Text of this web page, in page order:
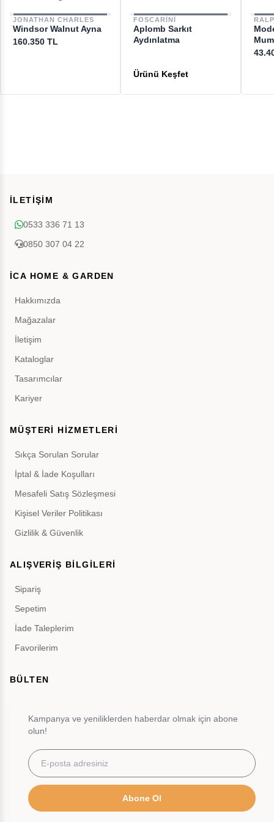
JONATHAN CHARLES
Windsor Walnut Ayna
160.350 TL
FOSCARINI
Aplomb Sarkıt
Aydınlatma
İLETİŞİM
0533 336 71 13
0850 307 04 22
İCA HOME & GARDEN
Hakkımızda
Mağazalar
İletişim
Kataloglar
Tasarımcılar
Kariyer
MÜŞTERİ HİZMETLERİ
Sıkça Sorulan Sorular
İptal & İade Koşulları
Mesafeli Satış Sözleşmesi
Kişisel Veriler Politikası
Gizlilik & Güvenlik
ALIŞVERİŞ BİLGİLERİ
Sipariş
Sepetim
İade Taleplerim
Favorilerim
BÜLTEN
Kampanya ve yeniliklerden haberdar olmak için abone
olun!
Abone Ol